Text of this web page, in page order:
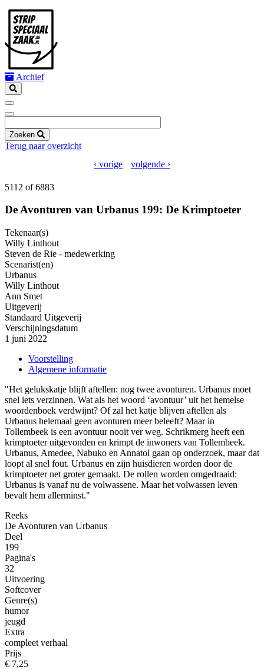
Archief
Zoeken
Terug naar overzicht
‹ vorige
volgende ›
5112 of 6883
De Avonturen van Urbanus 199: De Krimptoeter
Tekenaar(s)
Willy Linthout
Steven de Rie - medewerking
Scenarist(en)
Urbanus
Willy Linthout
Ann Smet
Uitgeverij
Standaard Uitgeverij
Verschijningsdatum
1 juni 2022
Voorstelling
Algemene informatie
"Het gelukskatje blijft aftellen: nog twee avonturen. Urbanus moet
snel iets verzinnen. Wat als het woord ‘avontuur’ uit het hemelse
woordenboek verdwijnt? Of zal het katje blijven aftellen als
Urbanus helemaal geen avonturen meer beleeft? Maar in
Tollembeek is een avontuur nooit ver weg. Schrikmerg heeft een
krimptoeter uitgevonden en krimpt de inwoners van Tollembeek.
Urbanus, Amedee, Nabuko en Annatol gaan op onderzoek, maar dat
loopt al snel fout. Urbanus en zijn huisdieren worden door de
krimptoeter net groter gemaakt. De rollen worden omgedraaid:
Urbanus is vanaf nu de volwassene. Maar het volwassen leven
bevalt hem allerminst."
Reeks
De Avonturen van Urbanus
Deel
199
Pagina's
32
Uitvoering
Softcover
Genre(s)
humor
jeugd
Extra
compleet verhaal
Prijs
€ 7,25